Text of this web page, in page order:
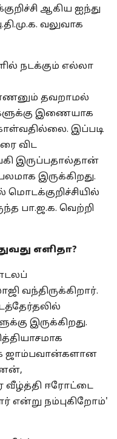
ஆகிய ஐந்து
வலுவாக
நடக்கும் எல்லா
தவறாமல்
இணையாக
இப்படி
விட
இருப்பதால்தான்
இருக்கிறது.
பா.ஜ.க. வெற்றி
எளிதா?
வந்திருக்கிறார்.
இருக்கிறது.
ஜாம்பவான்களான
வீழ்த்தி ஈரோட்டை
என்று நம்புகிறோம்'